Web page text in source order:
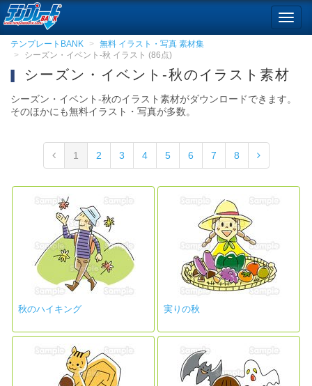
テンプレートBANK
無料 イラスト・写真 素材集
シーズン・イベント-秋 イラスト (86点)
シーズン・イベント-秋のイラスト素材
シーズン・イベント-秋のイラスト素材がダウンロードできます。
そのほかにも無料イラスト・写真が多数。
1 2 3 4 5 6 7 8
秋のハイキング 実りの秋